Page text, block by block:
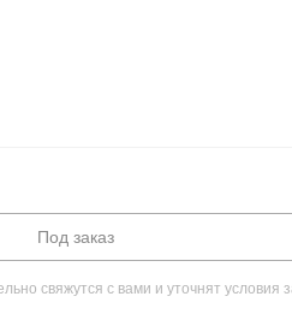
Под заказ
свяжутся с вами и уточнят условия